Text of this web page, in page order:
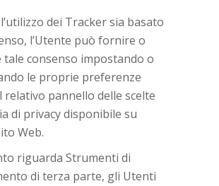
dei Tracker sia basato
l’Utente può fornire o
tale consenso impostando o
le proprie preferenze
pannello delle scelte
di privacy disponibile su
Web.
riguarda Strumenti di
di terza parte, gli Utenti